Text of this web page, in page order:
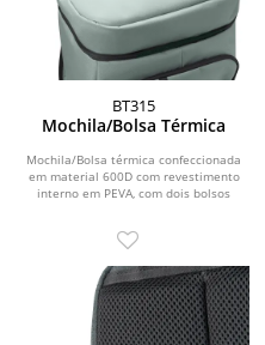
BT315
Mochila/Bolsa Térmica
Mochila/Bolsa térmica confeccionada
em material 600D com revestimento
interno em PEVA, com dois bolsos